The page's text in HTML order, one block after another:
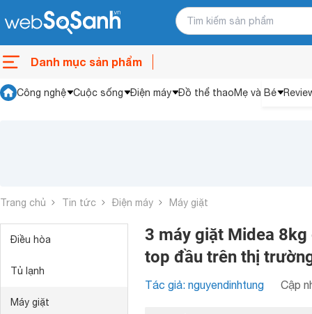
Danh mục sản phẩm
Công nghệ Cuộc sống Điện máy Đồ thể thaoMẹ và Bé
Trang chủ Tin tức Điện máy Máy giặt
Điều hòa
Tủ lạnh
Máy giặt
3 máy giặt Midea
top đầu trên thị
Tác giả: nguyendinhtung Cập